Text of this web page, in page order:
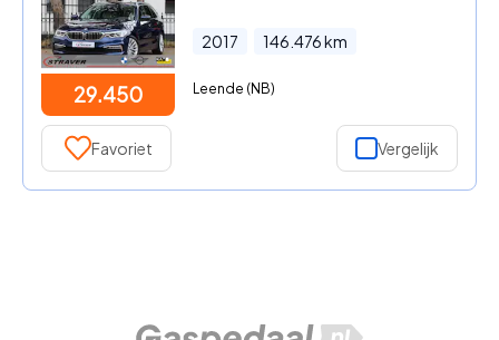
29.450
2017 146.476km
Leende (NB)
Favoriet Vergelijk